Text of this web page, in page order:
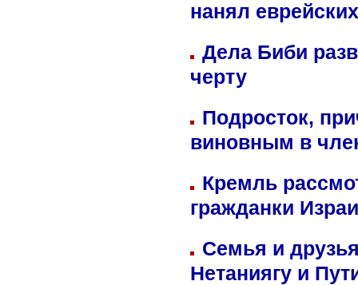
нанял
Дела Биби
черту
Подросток,
виновным в
Кремль
гражданки
Семья и